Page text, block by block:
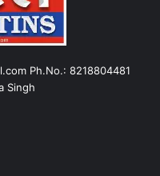
Ph.No.: 8218804481
Singh